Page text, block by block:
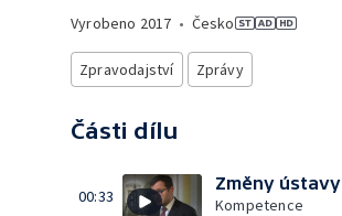
Vyrobeno 2017 • Česko
Zpravodajství Zprávy
Části dílu
00:33
Změny ústavy
Kompetence